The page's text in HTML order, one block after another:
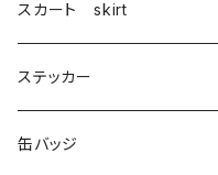
スカート skirt
ステッカー
缶バッジ